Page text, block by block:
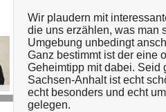
Wir plaudern mit
die uns erzählen, was man
Umgebung unbedingt
Ganz bestimmt ist der eine
Geheimtipp mit dabei. Seid
Sachsen-Anhalt ist echt
echt besonders und echt
gelegen.